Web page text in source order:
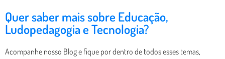
Quer saber mais sobre Educação,
Ludopedagogia e Tecnologia?
Acompanhe nosso Blog e fique por dentro de todos esses temas,